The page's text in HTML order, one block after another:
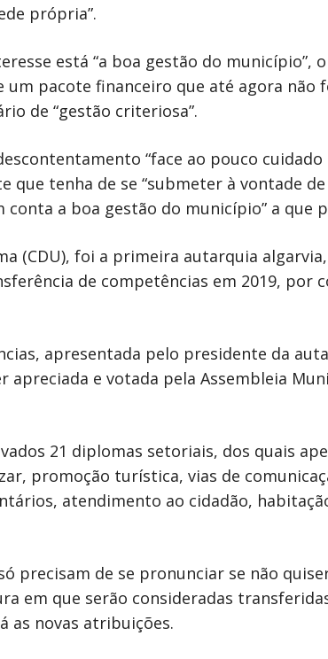
própria”.
está “a boa gestão do município”,
um pacote financeiro que até agora não
de “gestão criteriosa”.
“face ao pouco
que tenha de se “submeter à vontade
a boa gestão do município” a que
(CDU), foi a primeira autarquia
de competências em 2019, por
apresentada pelo presidente da
apreciada e votada pela Assembleia
21 diplomas setoriais, dos quais
promoção turística, vias de
atendimento ao cidadão,
precisam de se pronunciar se não
em que serão consideradas
as novas atribuições.